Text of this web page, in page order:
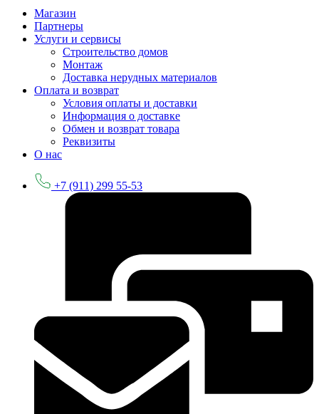
Магазин
Партнеры
Услуги и сервисы
Строительство домов
Монтаж
Доставка нерудных материалов
Оплата и возврат
Условия оплаты и доставки
Информация о доставке
Обмен и возврат товара
Реквизиты
О нас
+7 (911) 299 55-53